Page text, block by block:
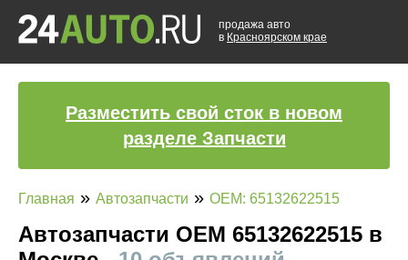
продажа авто
в Красноярском крае
Разместить свой сток в новом
разделе Запчасти
Главная » Автозапчасти » OEM: 65132622515
Автозапчасти ОЕМ 65132622515 в